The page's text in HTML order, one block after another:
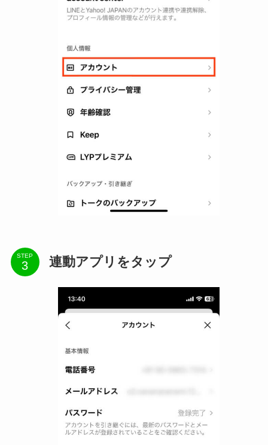
STEP 連動アプリをタップ